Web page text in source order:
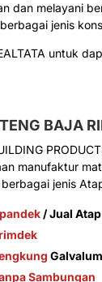
dan melayani
jenis
untuk
BAJA
manufaktur
jenis
/ Jual
Galvalum
Sambungan